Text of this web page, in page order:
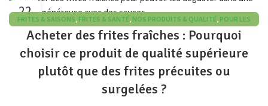
22
MAR
FRITES & SAISONS FRITES & SANTÉ NOS PRODUITS & QUALITÉ POUR LES
PROFESSIONNELS
Acheter des frites fraîches : Pourquoi
choisir ce produit de qualité supérieure
plutôt que des frites précuites ou
surgelées ?